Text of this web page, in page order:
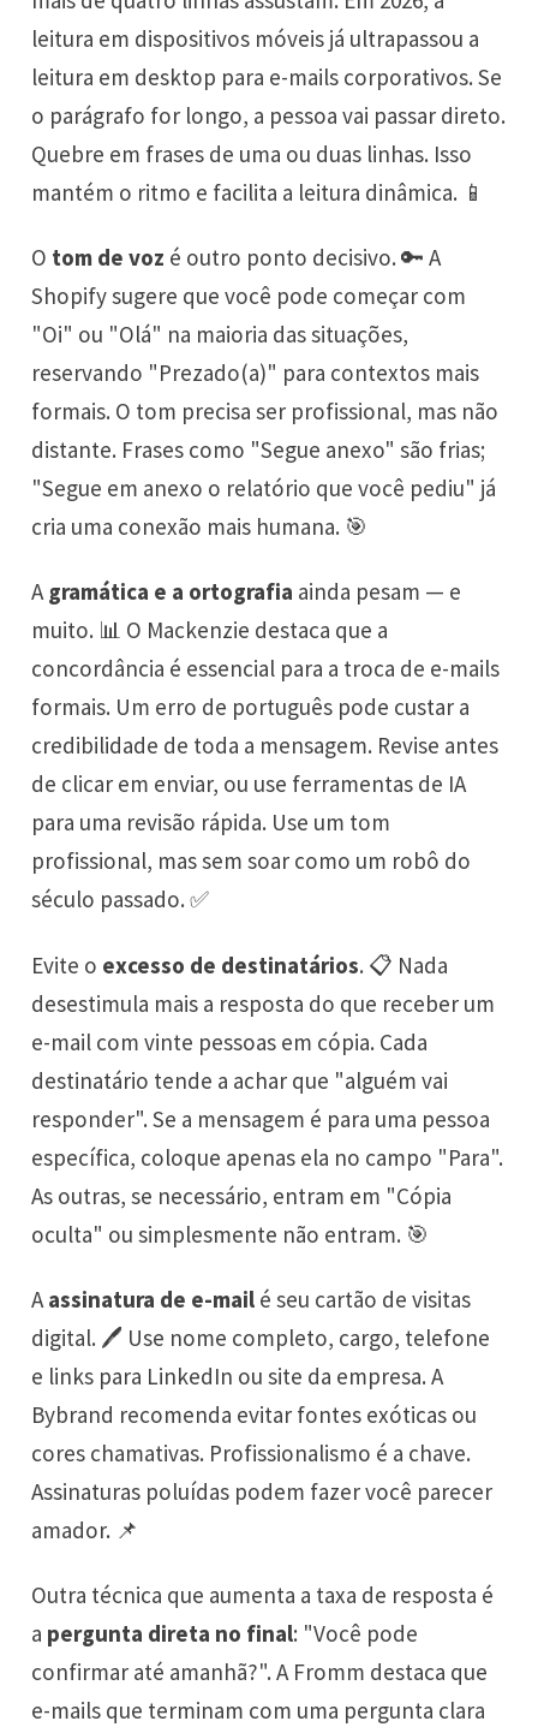
leitura em dispositivos móveis já ultrapassou a
leitura em desktop para e-mails corporativos. Se
o parágrafo for longo, a pessoa vai passar direto.
Quebre em frases de uma ou duas linhas. Isso
mantém o ritmo e facilita a leitura dinâmica. 📱
O tom de voz é outro ponto decisivo. 🔑 A
Shopify sugere que você pode começar com
"Oi" ou "Olá" na maioria das situações,
reservando "Prezado(a)" para contextos mais
formais. O tom precisa ser profissional, mas não
distante. Frases como "Segue anexo" são frias;
"Segue em anexo o relatório que você pediu" já
cria uma conexão mais humana. 🎯
Agramática e a ortografia ainda pesam — e
muito. 📊 O Mackenzie destaca que a
concordância é essencial para a troca de e-mails
formais. Um erro de português pode custar a
credibilidade de toda a mensagem. Revise antes
de clicar em enviar, ou use ferramentas de IA
para uma revisão rápida. Use um tom
profissional, mas sem soar como um robô do
século passado. ✅
Evite o excesso de destinatários. 📋 Nada
desestimula mais a resposta do que receber um
e-mail com vinte pessoas em cópia. Cada
destinatário tende a achar que "alguém vai
responder". Se a mensagem é para uma pessoa
específica, coloque apenas ela no campo "Para".
As outras, se necessário, entram em "Cópia
oculta" ou simplesmente não entram. 🎯
Aassinatura de e-mail é seu cartão de visitas
digital. 🖊️ Use nome completo, cargo, telefone
e links para LinkedIn ou site da empresa. A
Bybrand recomenda evitar fontes exóticas ou
cores chamativas. Profissionalismo é a chave.
Assinaturas poluídas podem fazer você parecer
amador. 📌
Outra técnica que aumenta a taxa de resposta é
a pergunta direta no final: "Você pode
confirmar até amanhã?". A Fromm destaca que
e-mails que terminam com uma pergunta clara